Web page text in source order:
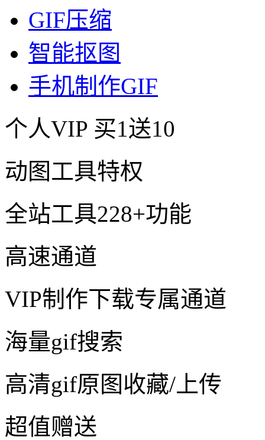
GIF压缩
智能抠图
手机制作GIF
个人VIP 买1送10
动图工具特权
全站工具228+功能
高速通道
VIP制作下载专属通道
海量gif搜索
高清gif原图收藏/上传
超值赠送